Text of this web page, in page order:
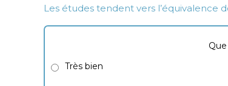
Les études tendent vers l’équivalence
Très bien